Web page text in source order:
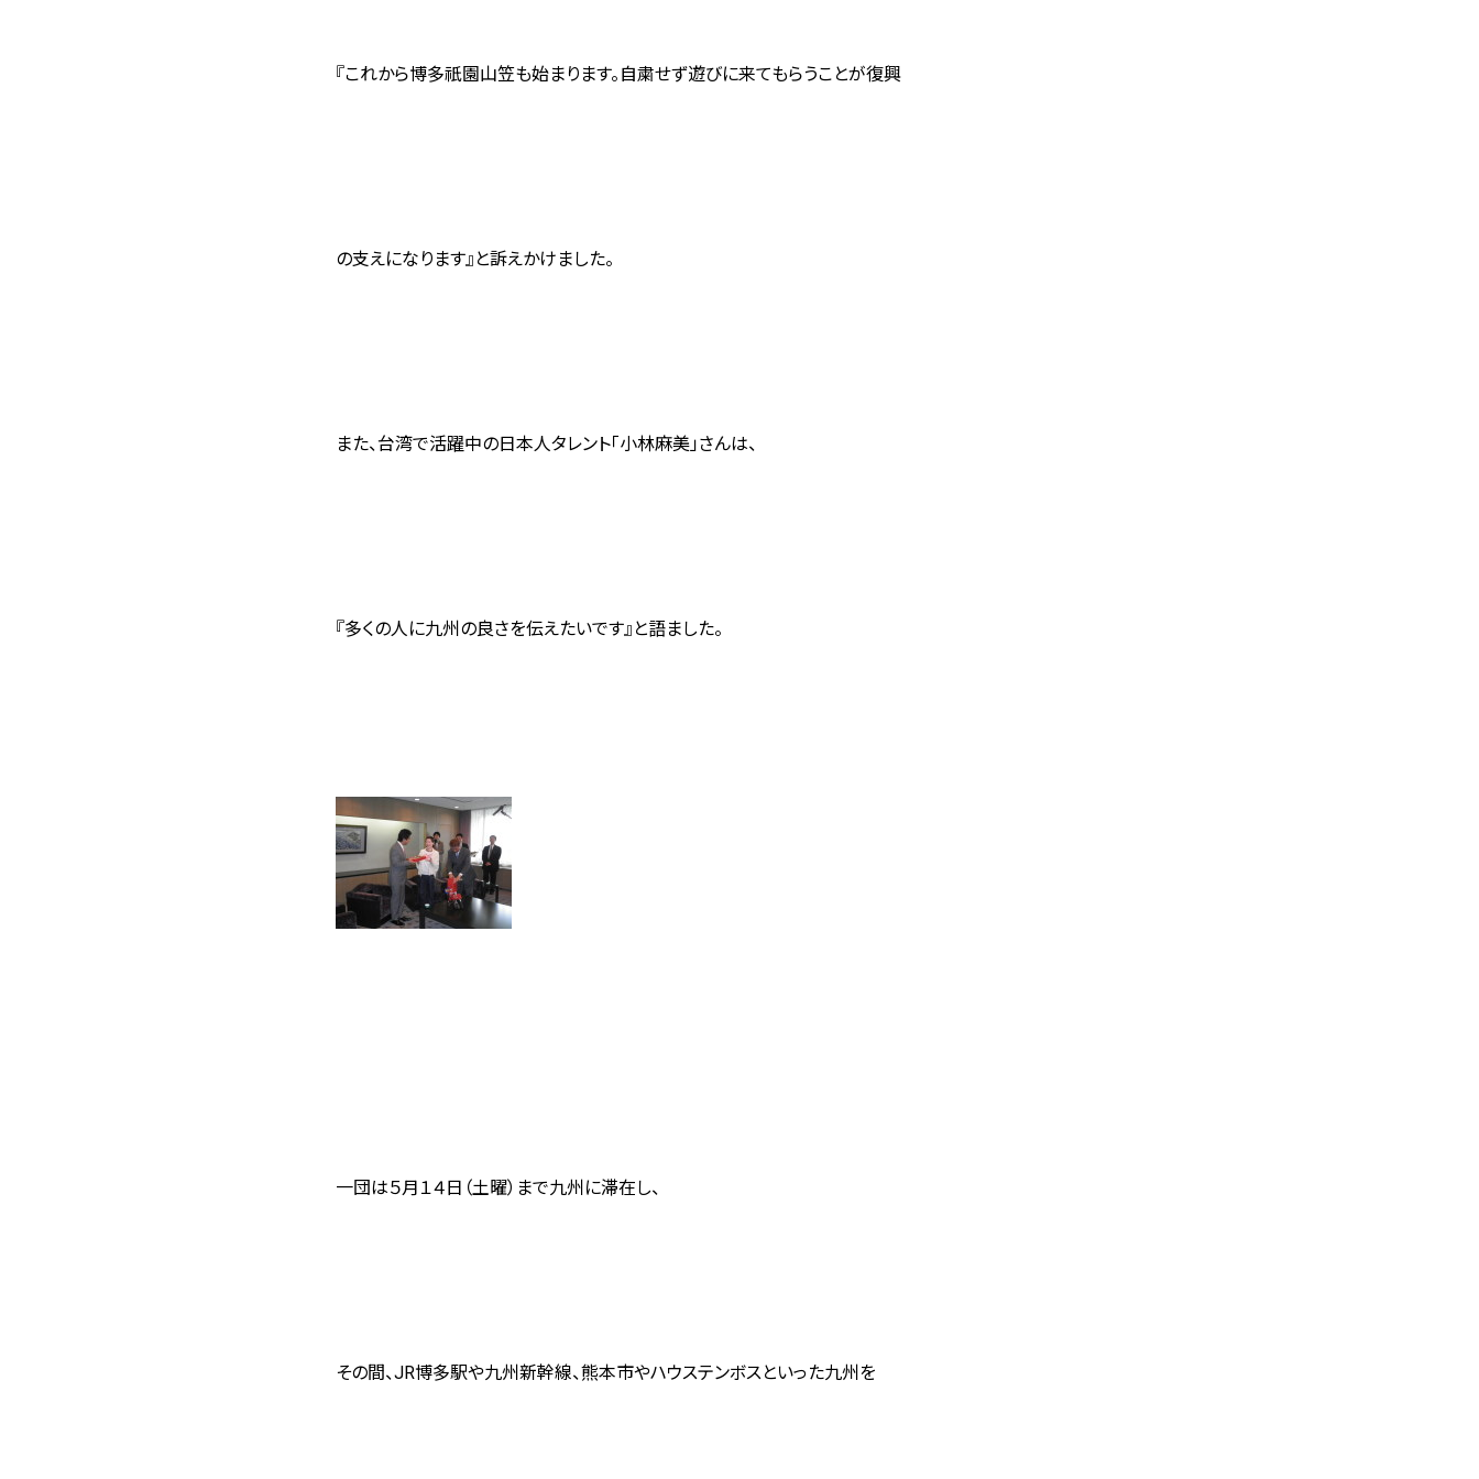
『これから博多祇園山笠も始まります。自粛せず遊びに来てもらうことが復興
の支えになります』 と訴えかけました。
また、台湾で活躍中の日本人タレント「小林麻美」さんは、
『多くの人に九州の良さを伝えたいです』 と語ました。
一団は５月１４日（土曜）まで九州に滞在し、
その間、JR博多駅や九州新幹線、熊本市やハウステンボスといった九州を